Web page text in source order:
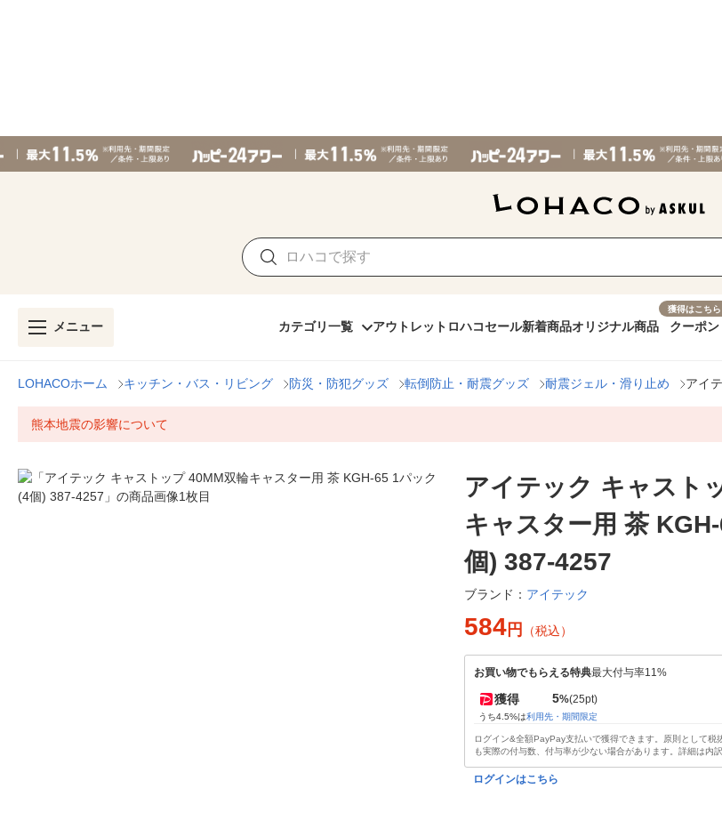
メニュー カテゴリ一覧 アウトレット ロハコセール新着商品オリジナル商品
獲得はこちら
クーポン
LOHACOホーム キッチン・バス・リビング 防災・防犯グッズ 転倒防止・耐震グッズ 耐震ジェル・滑り止め アイ
熊本地震の影響について
アイテック キャスト
キャスター用 茶
個) 387-4257
ブランド： アイテック
584 円 （税込）
お買い物でもらえる特典最大付与率11%
獲得 5%(25pt)
うち4.5%は利用先・期間限定
ログイン&全額PayPay支払いで獲得できます。原則として税
も実際の付与数、付与率が少ない場合があります。詳細は内
ログインはこちら